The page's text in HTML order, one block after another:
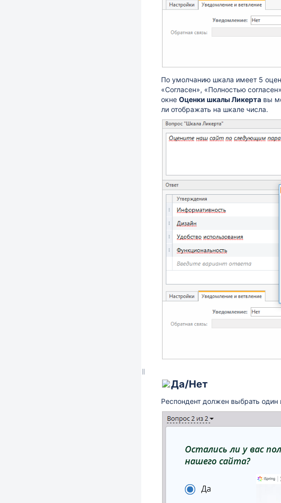
По умолчанию шкала имеет 5
«Согласен», «Полностью
окне Оценки шкалы Ликерта вы
ли отображать на шкале числа.
Да/Нет
Респондент должен выбрать один